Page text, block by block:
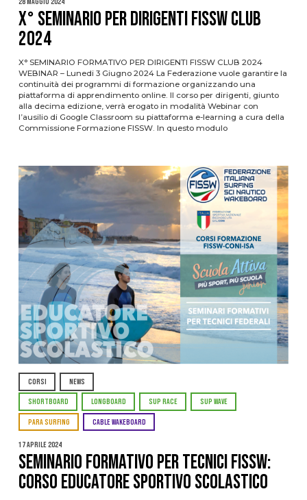
X° SEMINARIO PER DIRIGENTI FISSW CLUB
2024
X° SEMINARIO FORMATIVO PER DIRIGENTI FISSW CLUB 2024
WEBINAR – Lunedi 3 Giugno 2024 La Federazione vuole garantire la
continuità dei programmi di formazione organizzando una
piattaforma di apprendimento online. Il corso per dirigenti, giunto
alla decima edizione, verrà erogato in modalità Webinar con
l’ausilio di Google Classroom su piattaforma e-learning a cura della
Commissione Formazione FISSW. In questo modulo
CORSI NEWS
SHORTBOARD LONGBOARD SUP RACE SUP WAVE
PARA SURFING CABLE WAKEBOARD
17 Aprile 2024
SEMINARIO FORMATIVO PER TECNICI FISSW:
CORSO EDUCATORE SPORTIVO SCOLASTICO